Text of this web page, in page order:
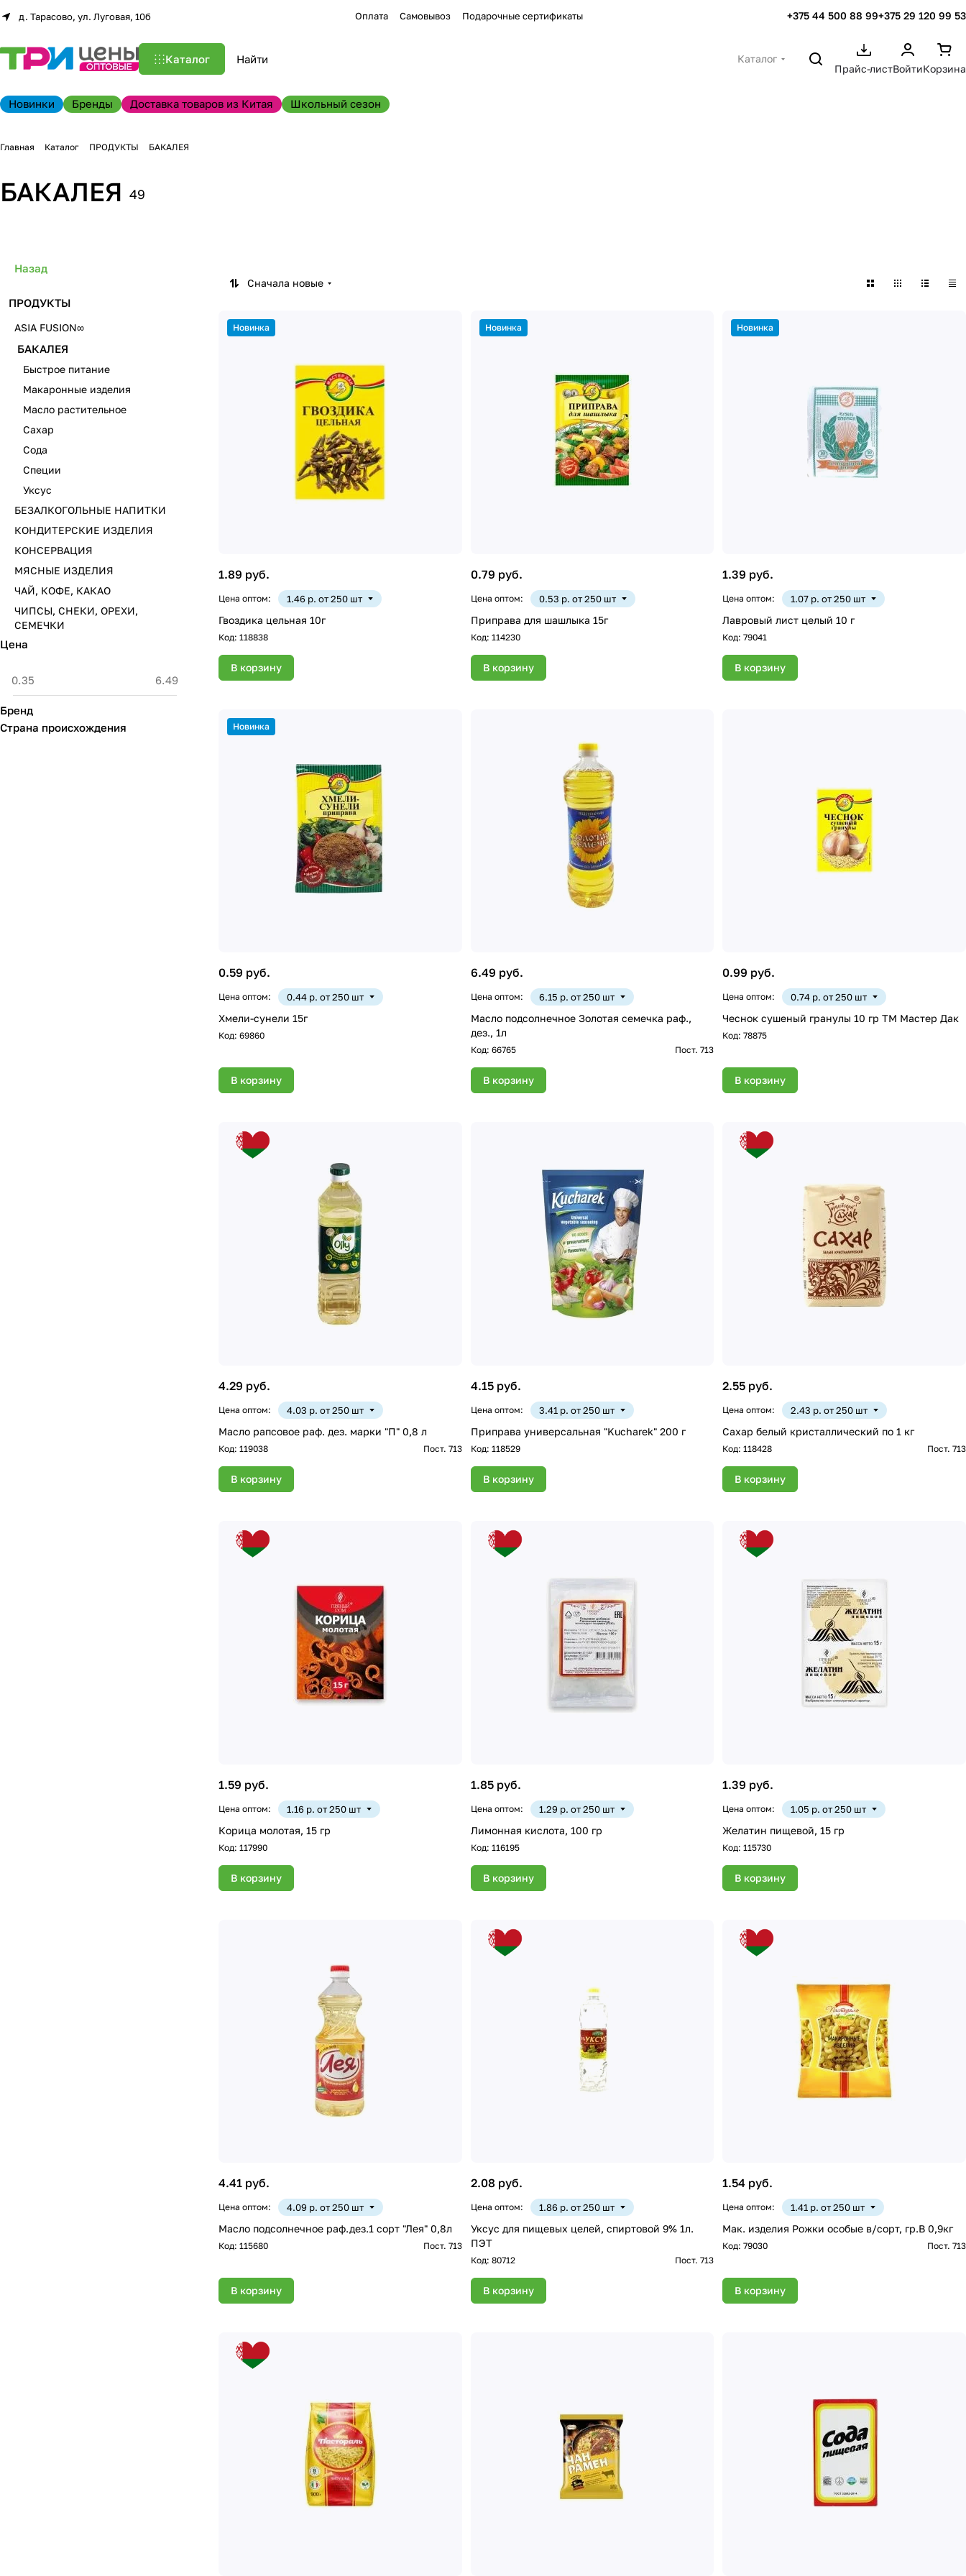
д. Тарасово, ул. Луговая, 10б Оплата Самовывоз Подарочные сертификаты +375 44 500 88 99+375 29 120 99 53
Каталог
Каталог
Прайс-листВойтиКорзина
Новинки Бренды Доставка товаров из Китая Школьный сезон
Главная Каталог ПРОДУКТЫ БАКАЛЕЯ
БАКАЛЕЯ 49
Сначала новые
Новинка
1.89 руб.
Цена оптом: 1.46 р. от 250 шт
Гвоздика цельная 10г
Код: 118838
В корзину
Новинка
0.79 руб.
Цена оптом: 0.53 р. от 250 шт
Приправа для шашлыка 15г
Код: 114230
В корзину
Новинка
1.39 руб.
Цена оптом: 1.07 р. от 250 шт
Лавровый лист целый 10 г
Код:79041
В корзину
Новинка
0.59 руб.
Цена оптом: 0.44 р. от 250 шт
Хмели-сунели 15г
Код: 69860
В корзину
6.49 руб.
Цена оптом: 6.15 р. от 250 шт
Масло подсолнечное Золотая семечка раф.,
дез., 1л
Код: 66765 Пост. 713
В корзину
0.99 руб.
Цена оптом: 0.74 р. от 250 шт
Чеснок сушеный гранулы 10 гр ТМ Мастер Дак
Код:78875
В корзину
4.29 руб.
Цена оптом: 4.03 р. от 250 шт
Масло рапсовое раф. дез. марки "П" 0,8 л
Код: 119038 Пост. 713
В корзину
4.15 руб.
Цена оптом: 3.41 р. от 250 шт
Приправа универсальная "Kucharek" 200 г
Код: 118529
В корзину
2.55 руб.
Цена оптом: 2.43 р. от 250 шт
Сахар белый кристаллический по 1 кг
Код:118428 Пост. 713
В корзину
1.59 руб.
Цена оптом: 1.16 р. от 250 шт
Корица молотая, 15 гр
Код: 117990
В корзину
1.85 руб.
Цена оптом: 1.29 р. от 250 шт
Лимонная кислота, 100 гр
Код: 116195
В корзину
1.39 руб.
Цена оптом: 1.05 р. от 250 шт
Желатин пищевой, 15 гр
Код:115730
В корзину
4.41 руб.
Цена оптом: 4.09 р. от 250 шт
Масло подсолнечное раф.дез.1 сорт "Лея" 0,8л
Код: 115680 Пост. 713
В корзину
2.08 руб.
Цена оптом: 1.86 р. от 250 шт
Уксус для пищевых целей, спиртовой 9% 1л.
ПЭТ
Код: 80712 Пост. 713
В корзину
1.54 руб.
Цена оптом: 1.41 р. от 250 шт
Мак. изделия Рожки особые в/сорт, гр.В 0,9кг
Код:79030 Пост. 713
В корзину
Назад
ПРОДУКТЫ
ASIA FUSION∞
БАКАЛЕЯ
Быстрое питание
Макаронные изделия
Масло растительное
Сахар
Сода
Специи
Уксус
БЕЗАЛКОГОЛЬНЫЕ НАПИТКИ
КОНДИТЕРСКИЕ ИЗДЕЛИЯ
КОНСЕРВАЦИЯ
МЯСНЫЕ ИЗДЕЛИЯ
ЧАЙ, КОФЕ, КАКАО
ЧИПСЫ, СНЕКИ, ОРЕХИ,
СЕМЕЧКИ
Цена
Бренд
Страна происхождения